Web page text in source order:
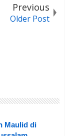
Previous
Older Post
Maulid di